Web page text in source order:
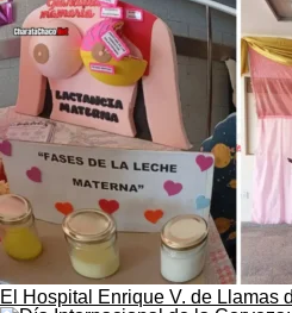
El Hospital Enrique V. de Llamas